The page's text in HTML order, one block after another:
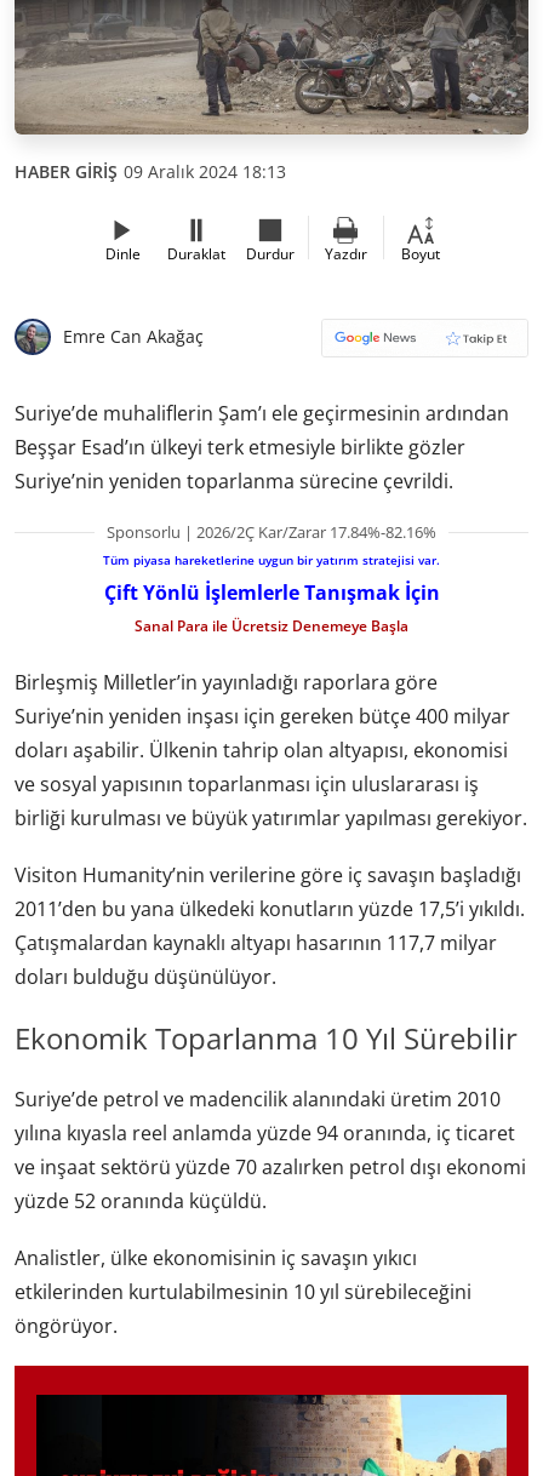
HABER GİRİŞ 09 Aralık 2024 18:13
Dinle Duraklat Durdur Yazdır Boyut
Emre Can Akağaç
Suriye’de muhaliflerin Şam’ı ele geçirmesinin ardından
Beşşar Esad’ın ülkeyi terk etmesiyle birlikte gözler
Suriye’nin yeniden toparlanma sürecine çevrildi.
Sponsorlu | 2026/2Ç Kar/Zarar 17.84%-82.16%
Tüm piyasa hareketlerine uygun bir yatırım stratejisi var.
Çift Yönlü İşlemlerle Tanışmak İçin
Sanal Para ile Ücretsiz Denemeye Başla
Birleşmiş Milletler’in yayınladığı raporlara göre
Suriye’nin yeniden inşası için gereken bütçe 400 milyar
doları aşabilir. Ülkenin tahrip olan altyapısı, ekonomisi
ve sosyal yapısının toparlanması için uluslararası iş
birliği kurulması ve büyük yatırımlar yapılması gerekiyor.
Visiton Humanity’nin verilerine göre iç savaşın başladığı
2011’den bu yana ülkedeki konutların yüzde 17,5’i yıkıldı.
Çatışmalardan kaynaklı altyapı hasarının 117,7 milyar
doları bulduğu düşünülüyor.
Ekonomik Toparlanma 10 Yıl Sürebilir
Suriye’de petrol ve madencilik alanındaki üretim 2010
yılına kıyasla reel anlamda yüzde 94 oranında, iç ticaret
ve inşaat sektörü yüzde 70 azalırken petrol dışı ekonomi
yüzde 52 oranında küçüldü.
Analistler, ülke ekonomisinin iç savaşın yıkıcı
etkilerinden kurtulabilmesinin 10 yıl sürebileceğini
öngörüyor.